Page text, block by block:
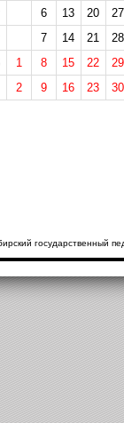
6 13 20
27
7 14 21
28
1 8 15 22
29
2 9 16 23 30
государственный